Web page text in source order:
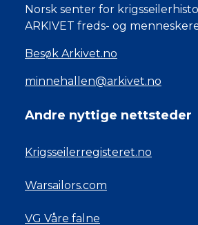
Norsk senter for
ARKIVET freds- og
Besøk Arkivet.no
minnehallen@arkivet.no
Andre nyttige nettsteder
Krigsseilerregisteret.no
Warsailors.com
VG Våre falne